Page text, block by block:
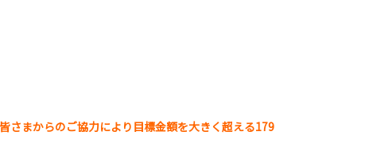
さまからのご協力により目標金額を大きく超える179